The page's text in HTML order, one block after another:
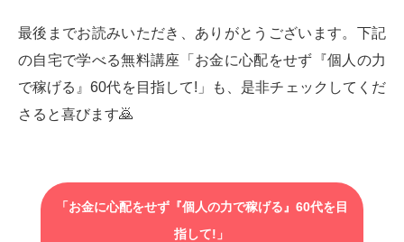
最後までお読みいただき、ありがとうございます。下記
の自宅で学べる無料講座「お金に心配をせず『個人の力
で稼げる』60代を目指して!」も、是非チェックしてくだ
さると喜びます🙇‍
「お金に心配をせず『個人の力で稼げる』60代を目
指して!」